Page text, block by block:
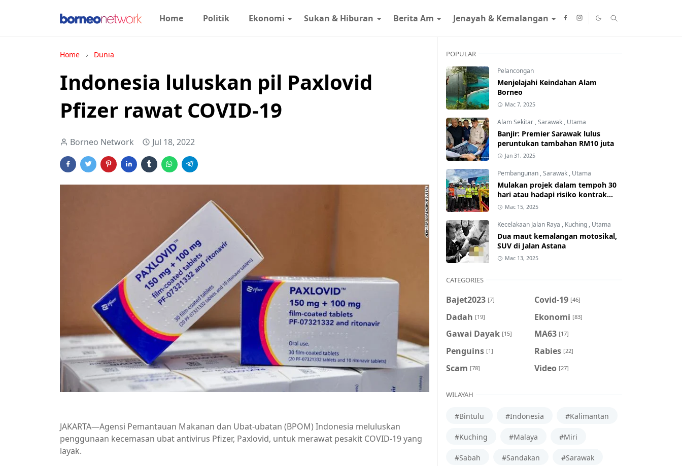
Home Politik Ekonomi Sukan & Hiburan Berita Am Jenayah & Kemalangan
Home Dunia
Indonesia luluskan pil Paxlovid
Pfizer rawat COVID-19
Borneo Network Jul 18, 2022
JAKARTA—Agensi Pemantauan Makanan dan Ubat-ubatan (BPOM) Indonesia meluluskan
penggunaan kecemasan ubat antivirus Pfizer, Paxlovid, untuk merawat pesakit COVID-19 yang
layak.
POPULAR
Pelancongan
Menjelajahi Keindahan Alam
Borneo
Mac 7, 2025
Alam Sekitar ,Sarawak , Utama
Banjir: Premier Sarawak lulus
peruntukan tambahan RM10 juta
Jan 31, 2025
Pembangunan ,Sarawak , Utama
Mulakan projek dalam tempoh 30
hari atau hadapi risiko kontrak
ditamatkan
Mac 15, 2025
Kecelakaan Jalan Raya , Kuching , Utama
Dua maut kemalangan motosikal,
SUV di Jalan Astana
Mac 13, 2025
CATEGORIES
Bajet2023 [7] Covid-19 [46]
Dadah [19] Ekonomi [83]
Gawai Dayak [15] MA63 [17]
Penguins [1] Rabies [22]
Scam [78] Video [27]
WILAYAH
#Bintulu #Indonesia #Kalimantan
#Kuching #Malaya #Miri
#Sabah #Sandakan #Sarawak